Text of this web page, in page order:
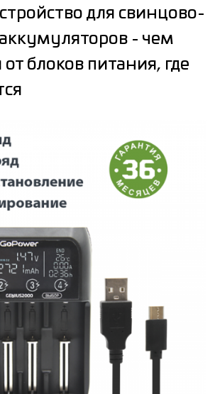
для свинцово-
- чем
блоков питания, где